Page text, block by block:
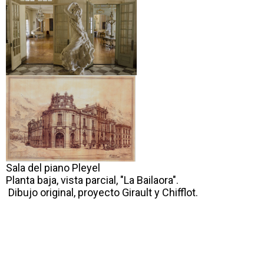
Sala del piano Pleyel
Planta baja, vista parcial, "La Bailaora".
Dibujo original, proyecto Girault y Chifflot.